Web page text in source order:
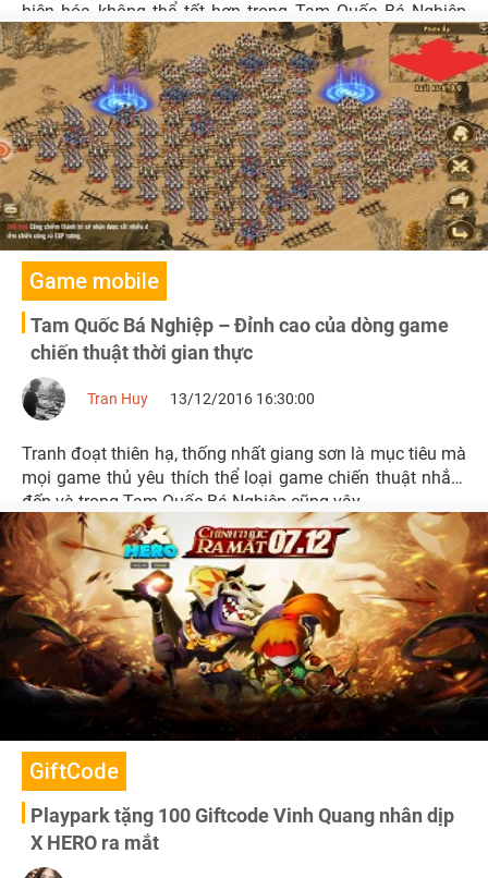
hiện hóa không thể tốt hơn trong Tam Quốc Bá Nghiệp
với tính năng làm Vua vô cùng hấp dẫn.
Game mobile
Tam Quốc Bá Nghiệp – Đỉnh cao của dòng game
chiến thuật thời gian thực
Tran Huy 13/12/2016 16:30:00
Tranh đoạt thiên hạ, thống nhất giang sơn là mục tiêu mà
mọi game thủ yêu thích thể loại game chiến thuật nhắm
đến và trong Tam Quốc Bá Nghiệp cũng vậy.
GiftCode
Playpark tặng 100 Giftcode Vinh Quang nhân dịp
X HERO ra mắt